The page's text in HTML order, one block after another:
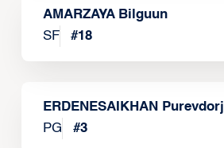
AMARZAYA Bilguun
SF
#18
ERDENESAIKHAN Purevdorj
PG
#3